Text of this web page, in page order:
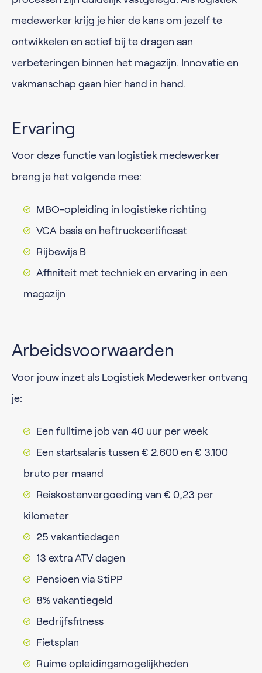
medewerker krijg je hier de kans om jezelf te
ontwikkelen en actief bij te dragen aan
verbeteringen binnen het magazijn. Innovatie en
vakmanschap gaan hier hand in hand.
Ervaring
Voor deze functie van logistiek medewerker
breng je het volgende mee:
MBO-opleiding in logistieke richting
VCA basis en heftruckcertificaat
Rijbewijs B
Affiniteit met techniek en ervaring in een
magazijn
Arbeidsvoorwaarden
Voor jouw inzet als Logistiek Medewerker ontvang
je:
Een fulltime job van 40 uur per week
Een startsalaris tussen € 2.600 en € 3.100
bruto per maand
Reiskostenvergoeding van € 0,23 per
kilometer
25 vakantiedagen
13 extra ATV dagen
Pensioen via StiPP
8% vakantiegeld
Bedrijfsfitness
Fietsplan
Ruime opleidingsmogelijkheden